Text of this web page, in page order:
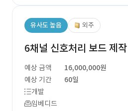
유사도 높음 외주
6채널 신호처리 보드 제작
예상 금액
16,000,000원
예상 기간
60일
개발
임베디드